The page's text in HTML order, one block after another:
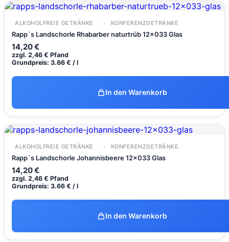
ALKOHOLFREIE GETRÄNKE KONFERENZGETRÄNKE
Rapp`s Landschorle Rhabarber naturtrüb 12x033 Glas
14,20€
zzgl. 2,46 € Pfand
Grundpreis: 3.66 € / l
In den Warenkorb
ALKOHOLFREIE GETRÄNKE KONFERENZGETRÄNKE
Rapp`s Landschorle Johannisbeere 12x033 Glas
14,20€
zzgl. 2,46 € Pfand
Grundpreis: 3.66 € / l
In den Warenkorb